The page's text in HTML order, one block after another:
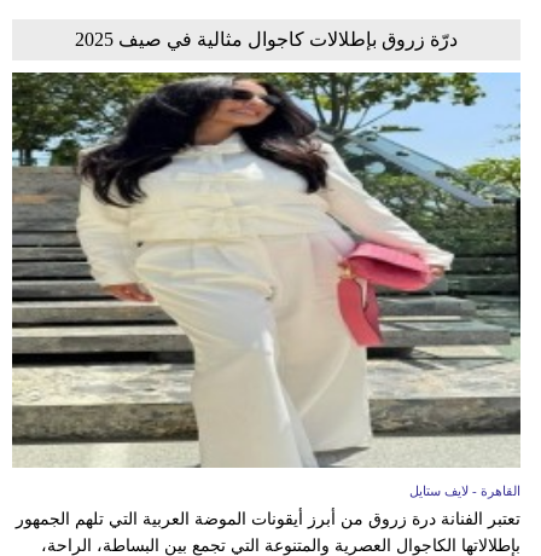
درّة زروق بإطلالات كاجوال مثالية في صيف 2025
القاهرة - لايف ستايل
تعتبر الفنانة درة زروق من أبرز أيقونات الموضة العربية التي تلهم الجمهور
بإطلالاتها الكاجوال العصرية والمتنوعة التي تجمع بين البساطة، الراحة،